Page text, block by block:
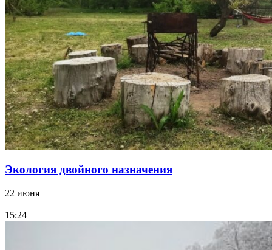
Экология двойного назначения
22 июня
15:24